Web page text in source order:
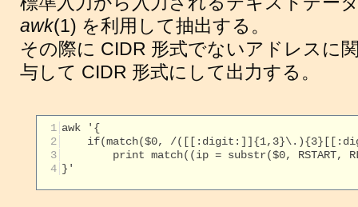
awk(1) を利用して抽出する。
その際に CIDR 形式でないアドレスに
与して CIDR 形式にして出力する。
  1
awk '{
  2
  3
  4
}'